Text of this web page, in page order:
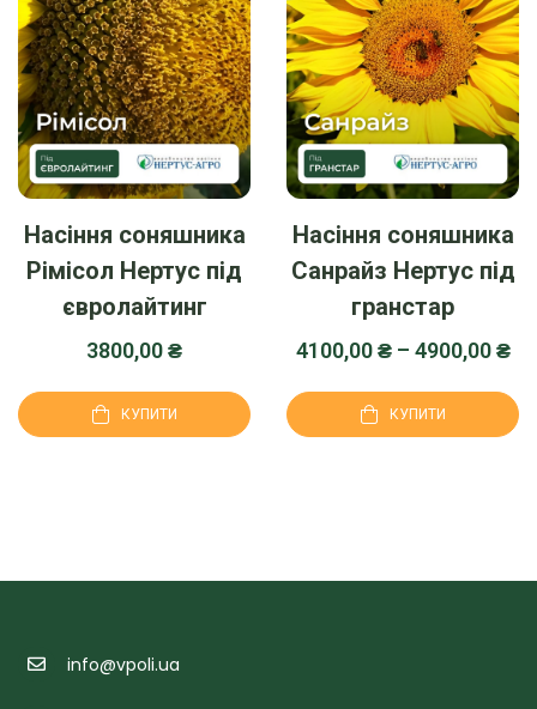
Насіння соняшника
Рімісол Нертус під
євролайтинг
3800,00₴
КУПИТИ
Насіння соняшника
Санрайз Нертус під
гранстар
4100,00₴– 4900,00₴
КУПИТИ
info@vpoli.ua